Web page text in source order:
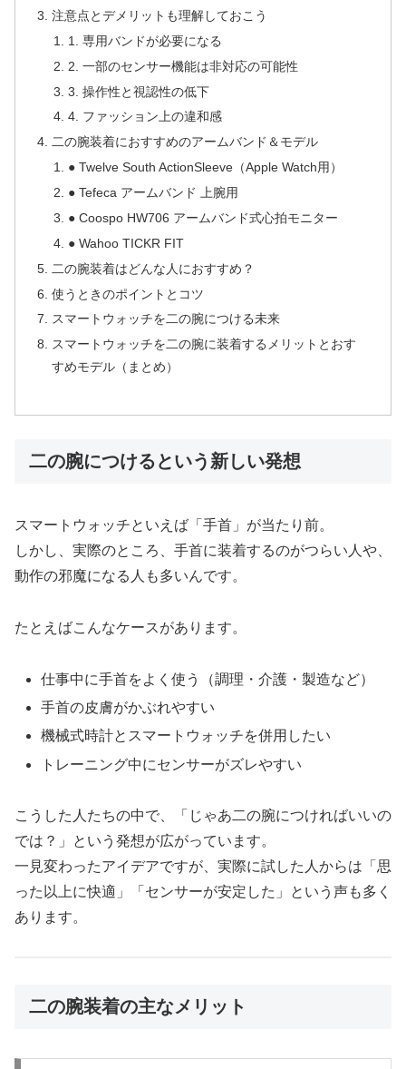
注意点とデメリットも理解しておこう
1. 専用バンドが必要になる
2. 一部のセンサー機能は非対応の可能性
3. 操作性と視認性の低下
4. ファッション上の違和感
二の腕装着におすすめのアームバンド＆モデル
● Twelve South ActionSleeve（Apple Watch用）
● Tefeca アームバンド 上腕用
● Coospo HW706 アームバンド式心拍モニター
● Wahoo TICKR FIT
二の腕装着はどんな人におすすめ？
使うときのポイントとコツ
スマートウォッチを二の腕につける未来
スマートウォッチを二の腕に装着するメリットとおす
すめモデル（まとめ）
二の腕につけるという新しい発想
スマートウォッチといえば「手首」が当たり前。
しかし、実際のところ、手首に装着するのがつらい人や、
動作の邪魔になる人も多いんです。
たとえばこんなケースがあります。
仕事中に手首をよく使う（調理・介護・製造など）
手首の皮膚がかぶれやすい
機械式時計とスマートウォッチを併用したい
トレーニング中にセンサーがズレやすい
こうした人たちの中で、「じゃあ二の腕につければいいの
では？」という発想が広がっています。
一見変わったアイデアですが、実際に試した人からは「思
った以上に快適」「センサーが安定した」という声も多く
あります。
二の腕装着の主なメリット